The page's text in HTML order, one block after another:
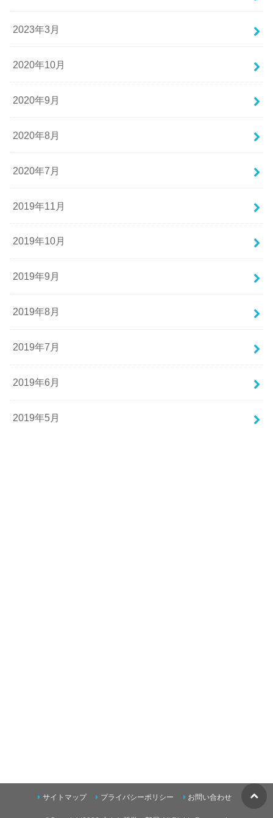
2023年3月
2020年10月
2020年9月
2020年8月
2020年7月
2019年11月
2019年10月
2019年9月
2019年8月
2019年7月
2019年6月
2019年5月
サイトマップ プライバシーポリシー お問い合わせ